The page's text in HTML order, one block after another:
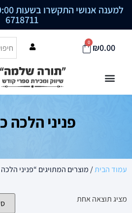
למענה אנושי התקשרו בשעות 09:00-19:00 לטלפון
6718711
₪0.00
0
פניני הלכה
עמוד הבית/ מוצרים המתויגים “פניני
מציג תוצאה אחת